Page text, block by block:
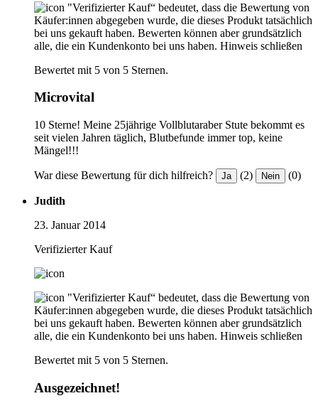
"Verifizierter Kauf“ bedeutet, dass die Bewertung von
Käufer:innen abgegeben wurde, die dieses Produkt tatsächlich
bei uns gekauft haben. Bewerten können aber grundsätzlich
alle, die ein Kundenkonto bei uns haben. Hinweis schließen
Bewertet mit 5 von 5 Sternen.
Microvital
10 Sterne! Meine 25jährige Vollblutaraber Stute bekommt es
seit vielen Jahren täglich, Blutbefunde immer top, keine
Mängel!!!
War diese Bewertung für dich hilfreich? Ja (2) Nein (0)
Judith
23. Januar 2014
Verifizierter Kauf
"Verifizierter Kauf“ bedeutet, dass die Bewertung von
Käufer:innen abgegeben wurde, die dieses Produkt tatsächlich
bei uns gekauft haben. Bewerten können aber grundsätzlich
alle, die ein Kundenkonto bei uns haben. Hinweis schließen
Bewertet mit 5 von 5 Sternen.
Ausgezeichnet!